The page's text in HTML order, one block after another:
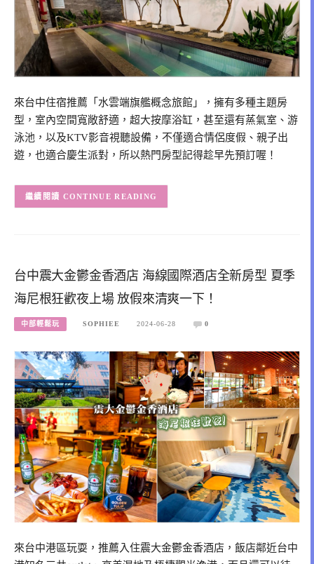
來台中住宿推薦「水雲端旗艦概念旅館」，擁有多種主題房
型，室內空間寬敞舒適，超大按摩浴缸，甚至還有蒸氣室、游
泳池，以及KTV影音視聽設備，不僅適合情侶度假、親子出
遊，也適合慶生派對，所以熱門房型記得趁早先預訂喔！
CONTINUE READING
台中震大金鬱金香酒店 海線國際酒店全新房型 夏季
海尼根狂歡夜上場 放假來清爽一下！
中部輕鬆玩 SOPHIEE 2024-06-28 0
來台中港區玩耍，推薦入住震大金鬱金香酒店，飯店鄰近台中